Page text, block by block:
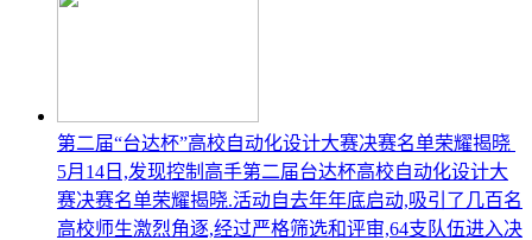
第二届“台达杯”高校自动化设计大赛决赛名单荣耀揭晓
5月14日,发现控制高手第二届台达杯高校自动化设计大
赛决赛名单荣耀揭晓.活动自去年年底启动,吸引了几百名
高校师生激烈角逐,经过严格筛选和评审,64支队伍进入决